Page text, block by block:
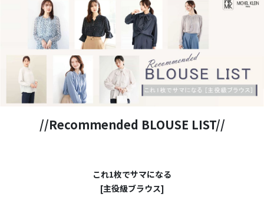
//Recommended BLOUSE LIST//
これ1枚でサマになる
[主役級ブラウス]